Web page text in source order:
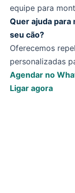
equipe para
Quer ajuda para
seu cão?
Oferecemos
personalizadas
Agendar no
Ligar agora